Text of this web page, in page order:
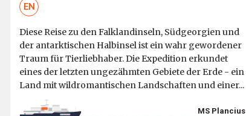
EN
Diese Reise zu den Falklandinseln, Südgeorgien und
der antarktischen Halbinsel ist ein wahr gewordener
Traum für Tierliebhaber. Die Expedition erkundet
eines der letzten ungezähmten Gebiete der Erde - ein
Land mit wildromantischen Landschaften und einer...
MS Plancius